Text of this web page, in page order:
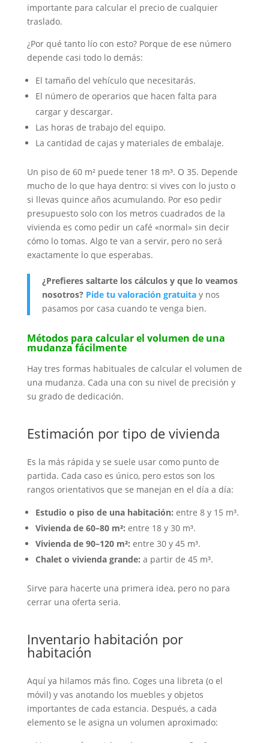
importante para calcular el precio de cualquier
traslado.
¿Por qué tanto lío con esto? Porque de ese número
depende casi todo lo demás:
El tamaño del vehículo que necesitarás.
El número de operarios que hacen falta para
cargar y descargar.
Las horas de trabajo del equipo.
La cantidad de cajas y materiales de embalaje.
Un piso de 60 m² puede tener 18 m³. O 35. Depende
mucho de lo que haya dentro: si vives con lo justo o
si llevas quince años acumulando. Por eso pedir
presupuesto solo con los metros cuadrados de la
vivienda es como pedir un café «normal» sin decir
cómo lo tomas. Algo te van a servir, pero no será
exactamente lo que esperabas.
¿Prefieres saltarte los cálculos y que lo veamos
nosotros? Pide tu valoración gratuitay nos
pasamos por casa cuando te venga bien.
Métodos para calcular el volumen de una
mudanza fácilmente
Hay tres formas habituales de calcular el volumen de
una mudanza. Cada una con su nivel de precisión y
su grado de dedicación.
Estimación por tipo de vivienda
Es la más rápida y se suele usar como punto de
partida. Cada caso es único, pero estos son los
rangos orientativos que se manejan en el día a día:
Estudio o piso de una habitación: entre 8 y 15 m³.
Vivienda de 60–80 m²: entre 18 y 30 m³.
Vivienda de 90–120 m²: entre 30 y 45 m³.
Chalet o vivienda grande: a partir de 45 m³.
Sirve para hacerte una primera idea, pero no para
cerrar una oferta seria.
Inventario habitación por
habitación
Aquí ya hilamos más fino. Coges una libreta (o el
móvil) y vas anotando los muebles y objetos
importantes de cada estancia. Después, a cada
elemento se le asigna un volumen aproximado: